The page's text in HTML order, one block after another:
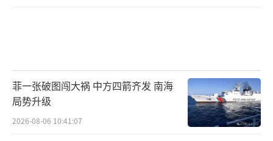
菲一张破图闯大祸 中方四箭齐发 南海
局势升级
2026-08-06 10:41:07